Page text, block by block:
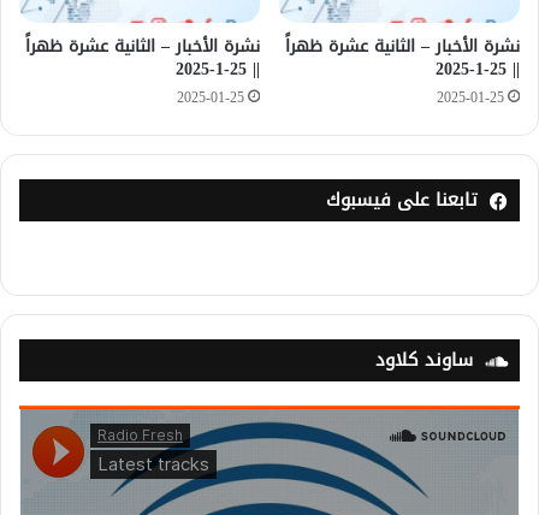
نشرة الأخبار – الثانية عشرة ظهراً
|| 25-1-2025
2025-01-25
نشرة الأخبار – الثانية عشرة ظهراً
|| 25-1-2025
2025-01-25
تابعنا على فيسبوك
ساوند كلاود